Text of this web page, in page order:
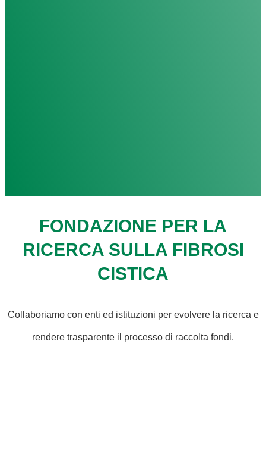
FONDAZIONE PER LA
RICERCA SULLA FIBROSI
CISTICA
Collaboriamo con enti ed istituzioni per evolvere la ricerca e
rendere trasparente il processo di raccolta fondi.